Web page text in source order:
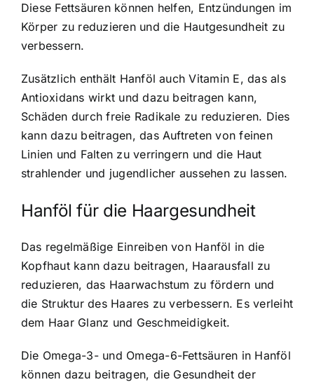
Diese Fettsäuren können helfen, Entzündungen im
Körper zu reduzieren und die Hautgesundheit zu
verbessern.
Zusätzlich enthält Hanföl auch Vitamin E, das als
Antioxidans wirkt und dazu beitragen kann,
Schäden durch freie Radikale zu reduzieren. Dies
kann dazu beitragen, das Auftreten von feinen
Linien und Falten zu verringern und die Haut
strahlender und jugendlicher aussehen zu lassen.
Hanföl für die Haargesundheit
Das regelmäßige Einreiben von Hanföl in die
Kopfhaut kann dazu beitragen, Haarausfall zu
reduzieren, das Haarwachstum zu fördern und
die Struktur des Haares zu verbessern. Es verleiht
dem Haar Glanz und Geschmeidigkeit.
Die Omega-3- und Omega-6-Fettsäuren in Hanföl
können dazu beitragen, die Gesundheit der